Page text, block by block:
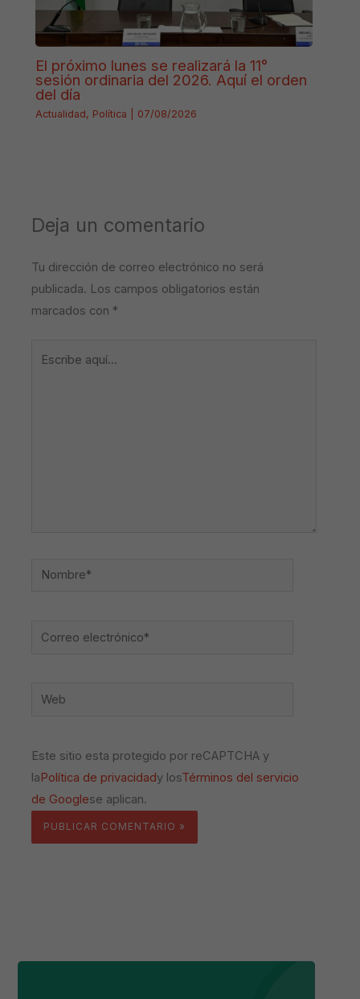
El próximo lunes se realizará la 11°
sesión ordinaria del 2026. Aquí el orden
del día
Actualidad, Política 07/08/2026
Deja un comentario
Tu dirección de correo electrónico no será
publicada. Los campos obligatorios están
marcados con *
Nombre*
Correo
Web
Este sitio esta protegido por reCAPTCHA y
laPolítica de privacidady losTérminos del servicio
de Googlese aplican.